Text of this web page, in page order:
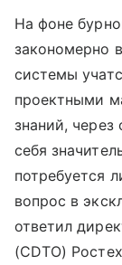
На фоне
закономерно
системы
проектными
знаний, через
себя
потребуется
вопрос в
ответил
(CDTO)